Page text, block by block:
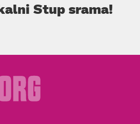
Stup srama!